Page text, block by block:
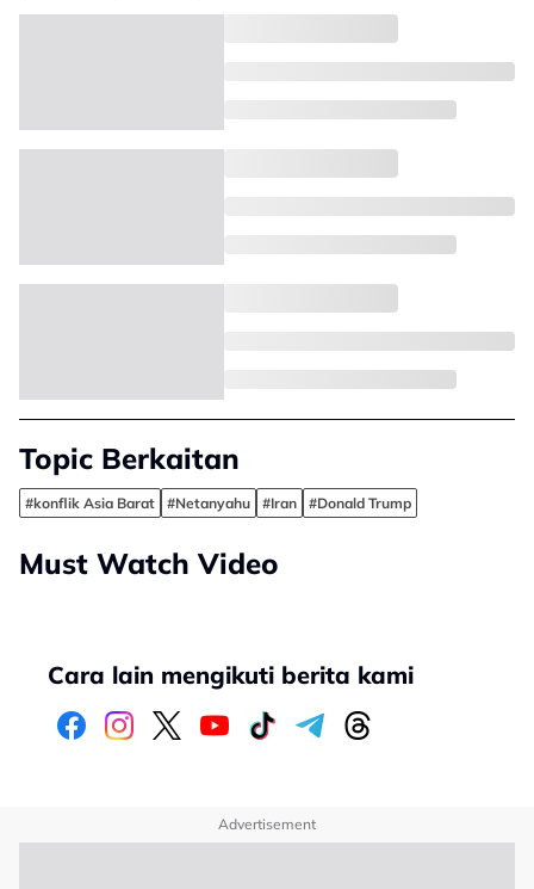
Topic Berkaitan
#konflik Asia Barat #Netanyahu #Iran #Donald Trump
Must Watch Video
Cara lain mengikuti berita kami
Advertisement